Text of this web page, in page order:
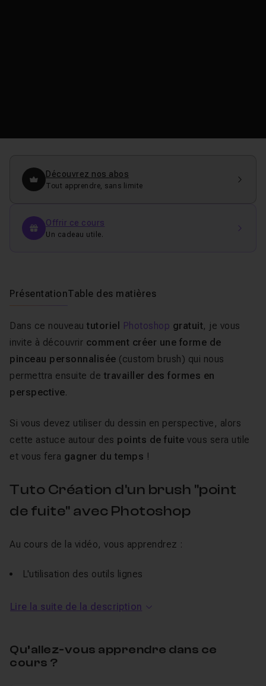
Découvrez nos abos
Tout apprendre, sans limite
Offrir ce cours
Un cadeau utile.
PrésentationTable des matières
Dans ce nouveau tutoriel Photoshop gratuit, je vous
invite à découvrir comment créer une forme de
pinceau personnalisée (custom brush) qui nous
permettra ensuite de travailler des formes en
perspective.
Si vous devez utiliser du dessin en perspective, alors
cette astuce autour des points de fuite vous sera utile
et vous fera gagner du temps !
Tuto Création d'un brush "point
de fuite" avec Photoshop
Au cours de la vidéo, vous apprendrez :
L'utilisation des outils lignes
Les raccourcis de duplication
compétences
Lire la suite de la description
Qu’allez-vous apprendre dans ce
cours ?